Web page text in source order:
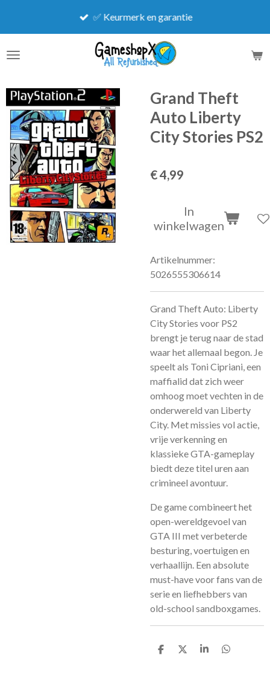
de
✅ Keurmerk en garantie
Grand Theft
Auto Liberty
City Stories PS2
€ 4,99
In
winkelwagen
Artikelnummer:
5026555306614
Grand Theft Auto: Liberty
City Stories voor PS2
brengt je terug naar de stad
waar het allemaal begon. Je
speelt als Toni Cipriani, een
maffialid dat zich weer
omhoog moet vechten in de
onderwereld van Liberty
City. Met missies vol actie,
vrije verkenning en
klassieke GTA-gameplay
biedt deze titel uren aan
crimineel avontuur.
De game combineert het
open-wereldgevoel van
GTA III met verbeterde
besturing, voertuigen en
verhaallijn. Een absolute
must-have voor fans van de
serie en liefhebbers van
old-school sandboxgames.
D
D
S
D